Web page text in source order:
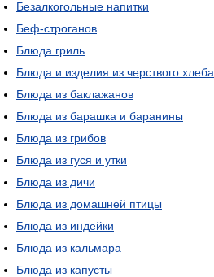
Безалкогольные напитки
Беф-строганов
Блюда гриль
Блюда и изделия из черствого хлеба
Блюда из баклажанов
Блюда из барашка и баранины
Блюда из грибов
Блюда из гуся и утки
Блюда из дичи
Блюда из домашней птицы
Блюда из индейки
Блюда из кальмара
Блюда из капусты